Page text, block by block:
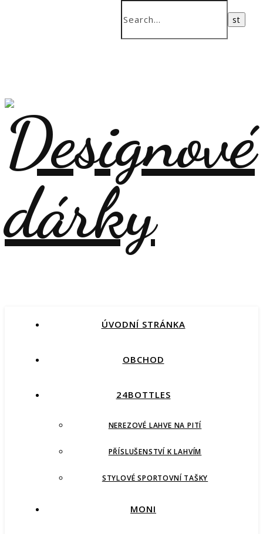
ÚVODNÍ STRÁNKA
OBCHOD
24BOTTLES
NEREZOVÉ LAHVE NA PITÍ
PŘÍSLUŠENSTVÍ K LAHVÍM
STYLOVÉ SPORTOVNÍ TAŠKY
MONI